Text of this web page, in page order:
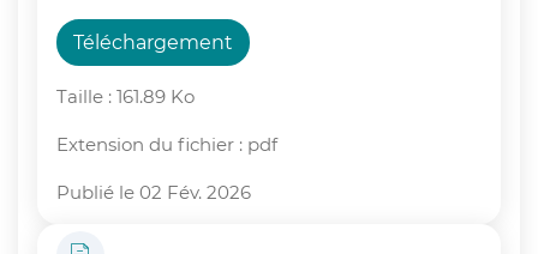
Téléchargement
Taille : 161.89 Ko
Extension du fichier : pdf
Publié le 02 Fév. 2026